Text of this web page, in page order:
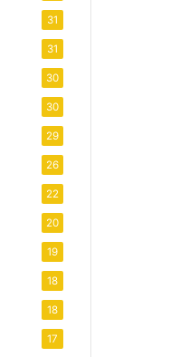
31
31
30
30
29
26
22
20
19
18
18
17